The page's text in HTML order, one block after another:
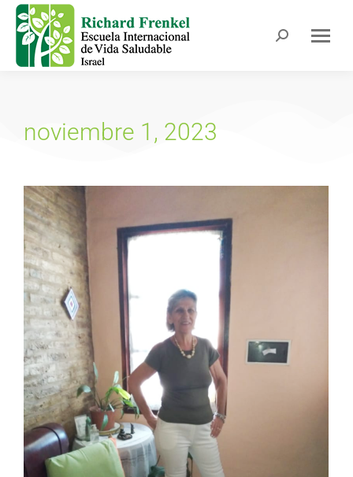
noviembre 1, 2023